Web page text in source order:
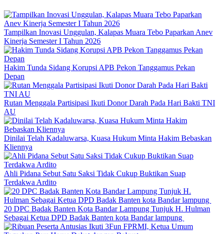
Tampilkan Inovasi Unggulan, Kalapas Muara Tebo Paparkan Anev
Kinerja Semester I Tahun 2026
Hakim Tunda Sidang Korupsi APB Pekon Tanggamus Pekan
Depan
Rutan Menggala Partisipasi Ikuti Donor Darah Pada Hari Bakti TNI
AU
Dinilai Telah Kadaluwarsa, Kuasa Hukum Minta Hakim Bebaskan
Kliennya
Ahli Pidana Sebut Satu Saksi Tidak Cukup Buktikan Suap
Terdakwa Ardito
20 DPC Badak Banten Kota Bandar Lampung Tunjuk H. Hulman
Sebagai Ketua DPD Badak Banten kota Bandar lampung